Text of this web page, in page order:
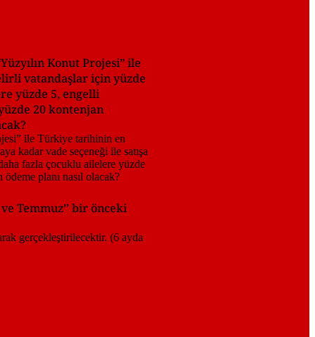
Konut Projesi” ile
vatandaşlar için yüzde
yüzde 5, engelli
20 kontenjan
Temmuz’’ bir önceki